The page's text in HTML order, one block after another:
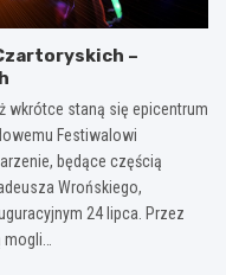
–
wkrótce staną się epicentrum
Festiwalowi
będące częścią
Wrońskiego,
24 lipca. Przez
mogli…